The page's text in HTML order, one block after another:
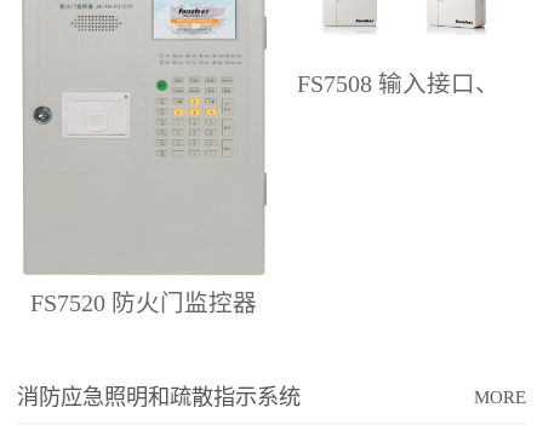
FS7520 防火门监控器
FS7508 输入接口、
消防应急照明和疏散指示系统 MORE